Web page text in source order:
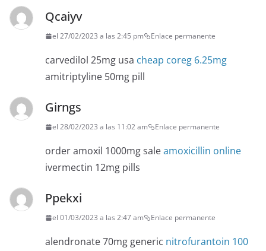
Qcaiyv
el 27/02/2023 a las 2:45 pm Enlace permanente
carvedilol 25mg usa cheap coreg 6.25mg
amitriptyline 50mg pill
Girngs
el 28/02/2023 a las 11:02 am Enlace permanente
order amoxil 1000mg saleamoxicillin online
ivermectin 12mg pills
Ppekxi
el 01/03/2023 a las 2:47 am Enlace permanente
alendronate 70mg generic nitrofurantoin 100